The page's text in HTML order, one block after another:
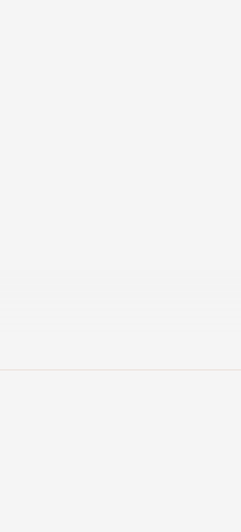
入藥輪的圓。你所屬的
），我們以順時針方向
與指引
界的方法。」
與弱點。當我們每移動
，透過她的轉譯，將四
，都有動物想對你說的
看你，因為你就是他所想
文化，而身為動物溝通